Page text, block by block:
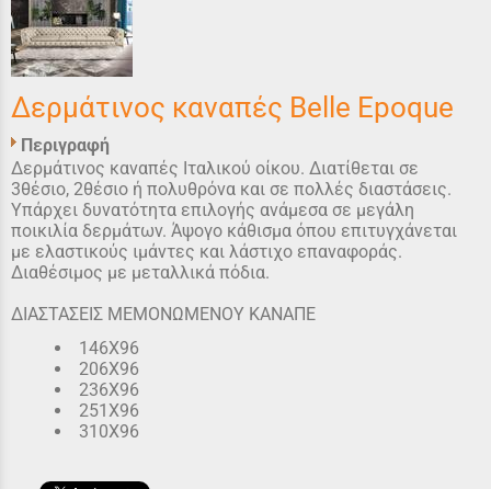
Δερμάτινος καναπές Belle Epoque
Περιγραφή
Δερμάτινος καναπές Ιταλικού οίκου. Διατίθεται σε
3θέσιo, 2θέσιο ή πολυθρόνα και σε πολλές διαστάσεις.
Υπάρχει δυνατότητα επιλογής ανάμεσα σε μεγάλη
ποικιλία δερμάτων. Άψογο κάθισμα όπου επιτυγχάνεται
με ελαστικούς ιμάντες και λάστιχο επαναφοράς.
Διαθέσιμος με μεταλλικά πόδια.
ΔΙΑΣΤΑΣΕΙΣ MEMONΩMENOY ΚΑΝΑΠΕ
146Χ96
206Χ96
236Χ96
251Χ96
310Χ96